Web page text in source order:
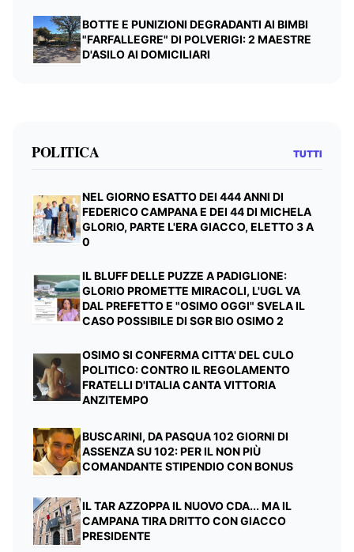
BOTTE E PUNIZIONI DEGRADANTI AI BIMBI
"FARFALLEGRE" DI POLVERIGI: 2 MAESTRE
D'ASILO AI DOMICILIARI
POLITICA TUTTI
NEL GIORNO ESATTO DEI 444 ANNI DI
FEDERICO CAMPANA E DEI 44 DI MICHELA
GLORIO, PARTE L'ERA GIACCO, ELETTO 3 A
0
IL BLUFF DELLE PUZZE A PADIGLIONE:
GLORIO PROMETTE MIRACOLI, L'UGL VA
DAL PREFETTO E "OSIMO OGGI" SVELA IL
CASO POSSIBILE DI SGR BIO OSIMO 2
OSIMO SI CONFERMA CITTA' DEL CULO
POLITICO: CONTRO IL REGOLAMENTO
FRATELLI D'ITALIA CANTA VITTORIA
ANZITEMPO
BUSCARINI, DA PASQUA 102 GIORNI DI
ASSENZA SU 102: PER IL NON PIÙ
COMANDANTE STIPENDIO CON BONUS
IL TAR AZZOPPA IL NUOVO CDA... MA IL
CAMPANA TIRA DRITTO CON GIACCO
PRESIDENTE